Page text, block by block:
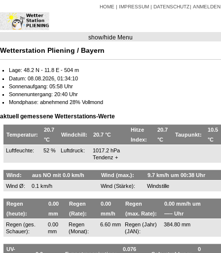
HOME IMPRESSUM DATENSCHUTZ ANMELDEN
show/hide Menu
Wetterstation Pliening / Bayern
Lage: 48.2 N - 11.8 E - 504 m
Datum: 08.08.2026, 01:34:10
Sonnenaufgang: 05:58 Uhr
Sonnenuntergang: 20:40 Uhr
Mondphase: abnehmend 28% Vollmond
aktuell gemessene Wetterstations-Werte
Temperatur:
20.7
°C
Windchill: 20.7 °C
Hitze
Index:
20.7
°C
Taupunkt:
10.5
°C
Luftfeuchte:
52 % Luftdruck:
1017.2 hPa
Tendenz +
Wind: aus NO mit 0.0 km/h Wind (max.):
9.7 km/h um 00:38 Uhr
Wind Ø:
0.1 km/h Wind (Stärke): Windstille
Regen
(heute):
0.00
mm
Regen
(Rate):
0.00
mm/h
Regen
(max. Rate):
0.00 mm/h um
—– Uhr
Regen (ges.
Schauer):
0.00
mm
Regen
(Monat):
6.60 mm
Regen (Jahr)
(JAN):
384.80 mm
UV-
0.076
0